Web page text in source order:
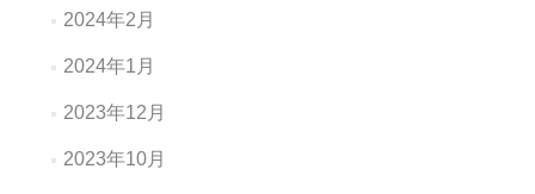
2024年2月
2024年1月
2023年12月
2023年10月